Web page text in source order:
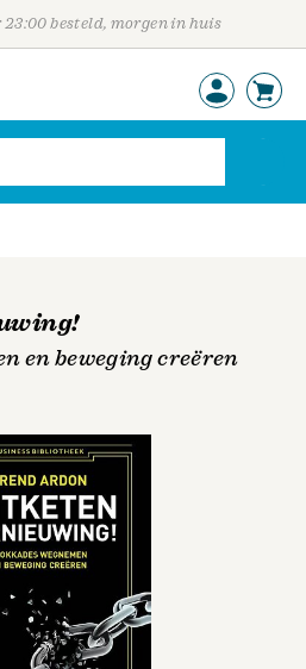
23:00 besteld, morgen in huis
en beweging creëren